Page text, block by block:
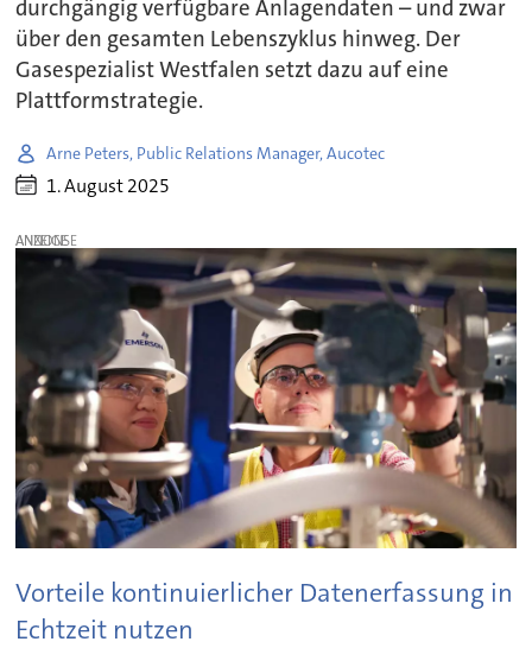
durchgängig verfügbare Anlagendaten – und zwar
über den gesamten Lebenszyklus hinweg. Der
Gasespezialist Westfalen setzt dazu auf eine
Plattformstrategie.
Arne Peters, Public Relations Manager, Aucotec
1. August 2025
ANZEIGE
Vorteile kontinuierlicher Datenerfassung in
Echtzeit nutzen